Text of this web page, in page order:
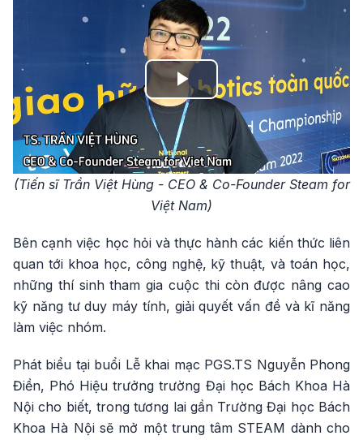
Play
Video
(Tiến sĩ Trần Việt Hùng - CEO & Co-Founder Steam for
Việt Nam)
Bên cạnh việc học hỏi và thực hành các kiến thức liên
quan tới khoa học, công nghệ, kỹ thuật, và toán học,
những thí sinh tham gia cuộc thi còn được nâng cao
kỹ năng tư duy máy tính, giải quyết vấn đề và kĩ năng
làm việc nhóm.
Phát biểu tại buổi Lễ khai mạc PGS.TS Nguyễn Phong
Điền, Phó Hiệu trưởng trường Đại học Bách Khoa Hà
Nội cho biết, trong tương lai gần Trường Đại học Bách
Khoa Hà Nội sẽ mở một trung tâm STEAM dành cho